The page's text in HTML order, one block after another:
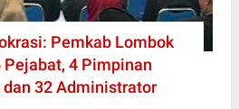
Pemkab Lombok
4 Pimpinan
32 Administrator